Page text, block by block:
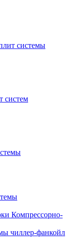
системы
систем
Компрессорно-
чиллер-фанкойл